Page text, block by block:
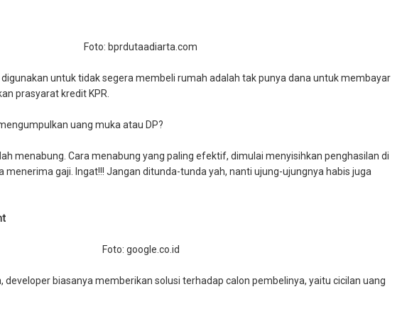
Foto: bprdutaadiarta.com
untuk tidak segera membeli rumah adalah tak punya dana untuk membayar
prasyarat kredit KPR.
uang muka atau DP?
menabung. Cara menabung yang paling efektif, dimulai menyisihkan penghasilan di
menerima gaji. Ingat!!! Jangan ditunda-tunda yah, nanti ujung-ujungnya habis juga
Foto: google.co.id
developer biasanya memberikan solusi terhadap calon pembelinya, yaitu cicilan uang